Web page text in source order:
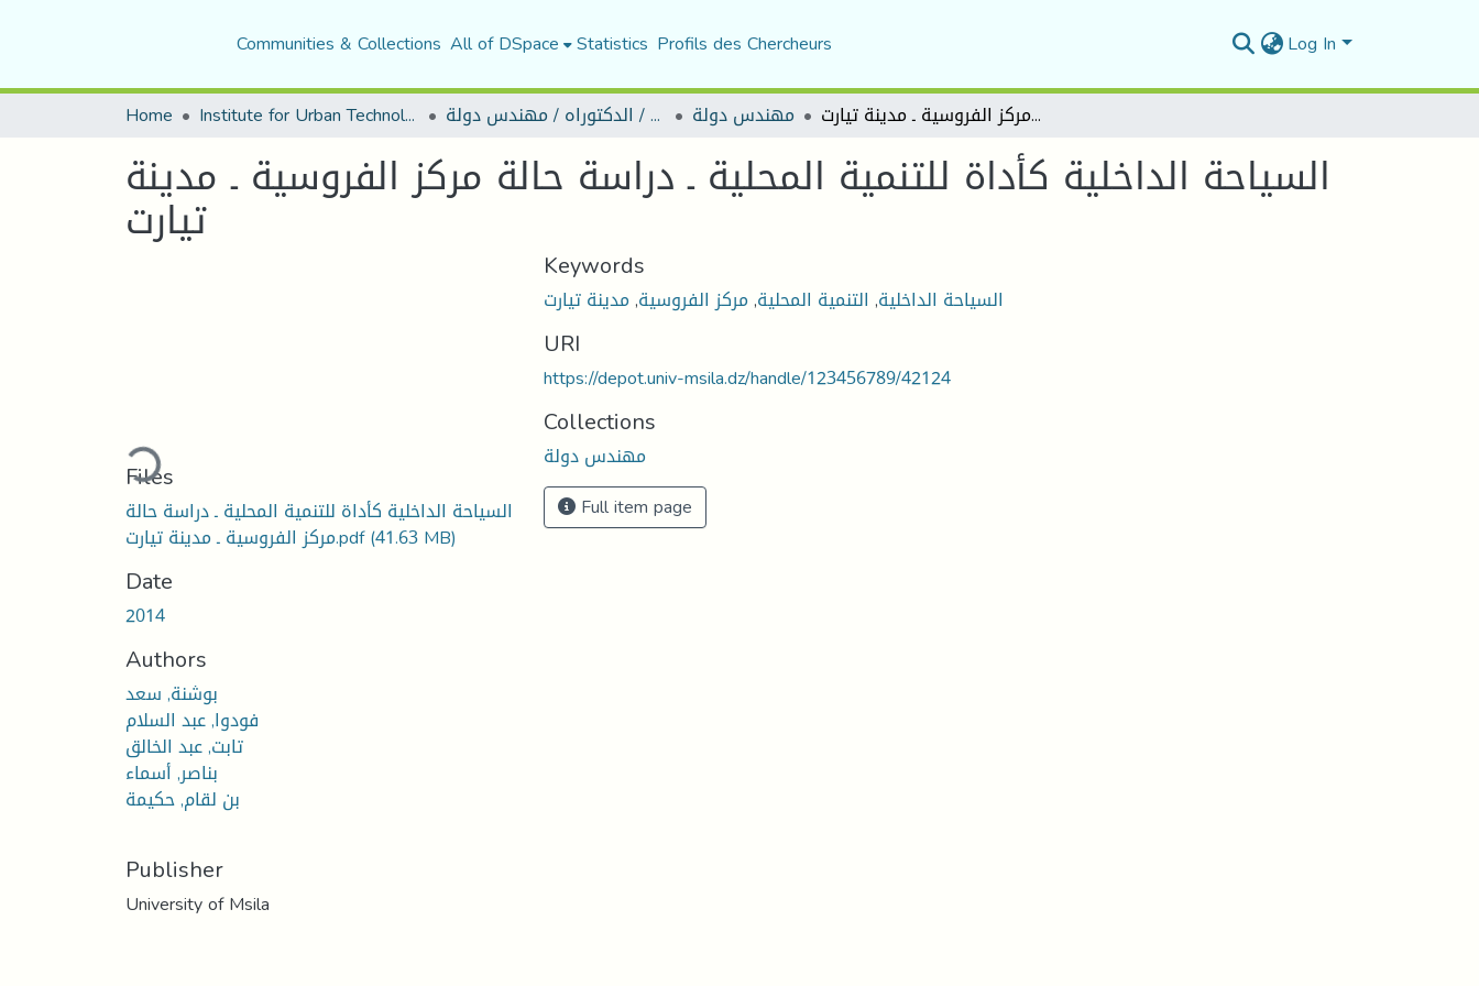
Communities & Collections All of DSpace Statistics Profils des Chercheurs Log In
Home Institute for Urban Technology Management رسائل ماجستير / الدكتوراه / مهندس دولة مهندس دولة السياحة الداخلية كأداة للتنمية المحلية ـ دراسة حالة مركز الفروسية ـ مدينة تيارت
السياحة الداخلية كأداة للتنمية المحلية ـ دراسة حالة مركز الفروسية ـ مدينة
تيارت
Loading...
Files
السياحة الداخلية كأداة للتنمية المحلية ـ دراسة حالة
مركز الفروسية ـ مدينة تيارت.pdf(41.63 MB)
Date
2014
Authors
بوشنة, سعد
فودوا, عبد السلام
تابت, عبد الخالق
بناصر, أسماء
بن لقام, حكيمة
Publisher
University of Msila
Keywords
السياحة الداخلية, التنمية المحلية,مركز الفروسية,مدينة تيارت
URI
https://depot.univ-msila.dz/handle/123456789/42124
Collections
مهندس دولة
Full item page